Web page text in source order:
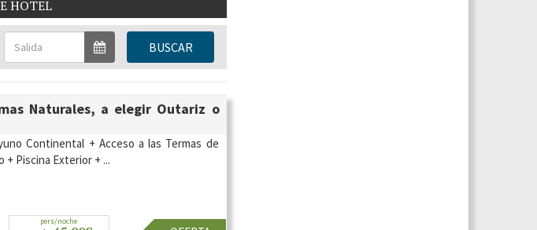
HOTEL
BUSCAR
Naturales, a elegir Outariz o
Continental + Acceso a las Termas de
Piscina Exterior + ...
pers/noche